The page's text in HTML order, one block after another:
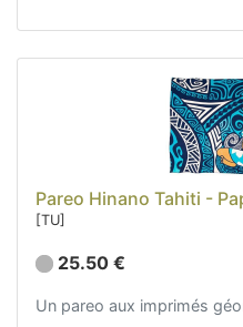
Pareo Hinano Tahiti -
[TU]
25.50 €
Un pareo aux imprimés